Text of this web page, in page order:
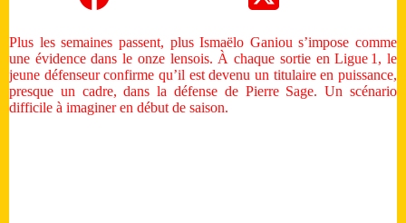
Plus les semaines passent, plus Ismaëlo Ganiou s’impose comme
une évidence dans le onze lensois. À chaque sortie en Ligue 1, le
jeune défenseur confirme qu’il est devenu un titulaire en puissance,
presque un cadre, dans la défense de Pierre Sage. Un scénario
difficile à imaginer en début de saison.